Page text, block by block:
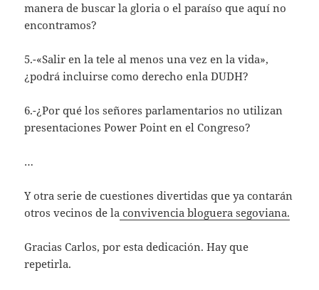
manera de buscar la gloria o el paraíso que aquí no
encontramos?
5.-«Salir en la tele al menos una vez en la vida»,
¿podrá incluirse como derecho enla DUDH?
6.-¿Por qué los señores parlamentarios no utilizan
presentaciones Power Point en el Congreso?
…
Y otra serie de cuestiones divertidas que ya contarán
otros vecinos de la convivencia bloguera segoviana.
Gracias Carlos, por esta dedicación. Hay que
repetirla.